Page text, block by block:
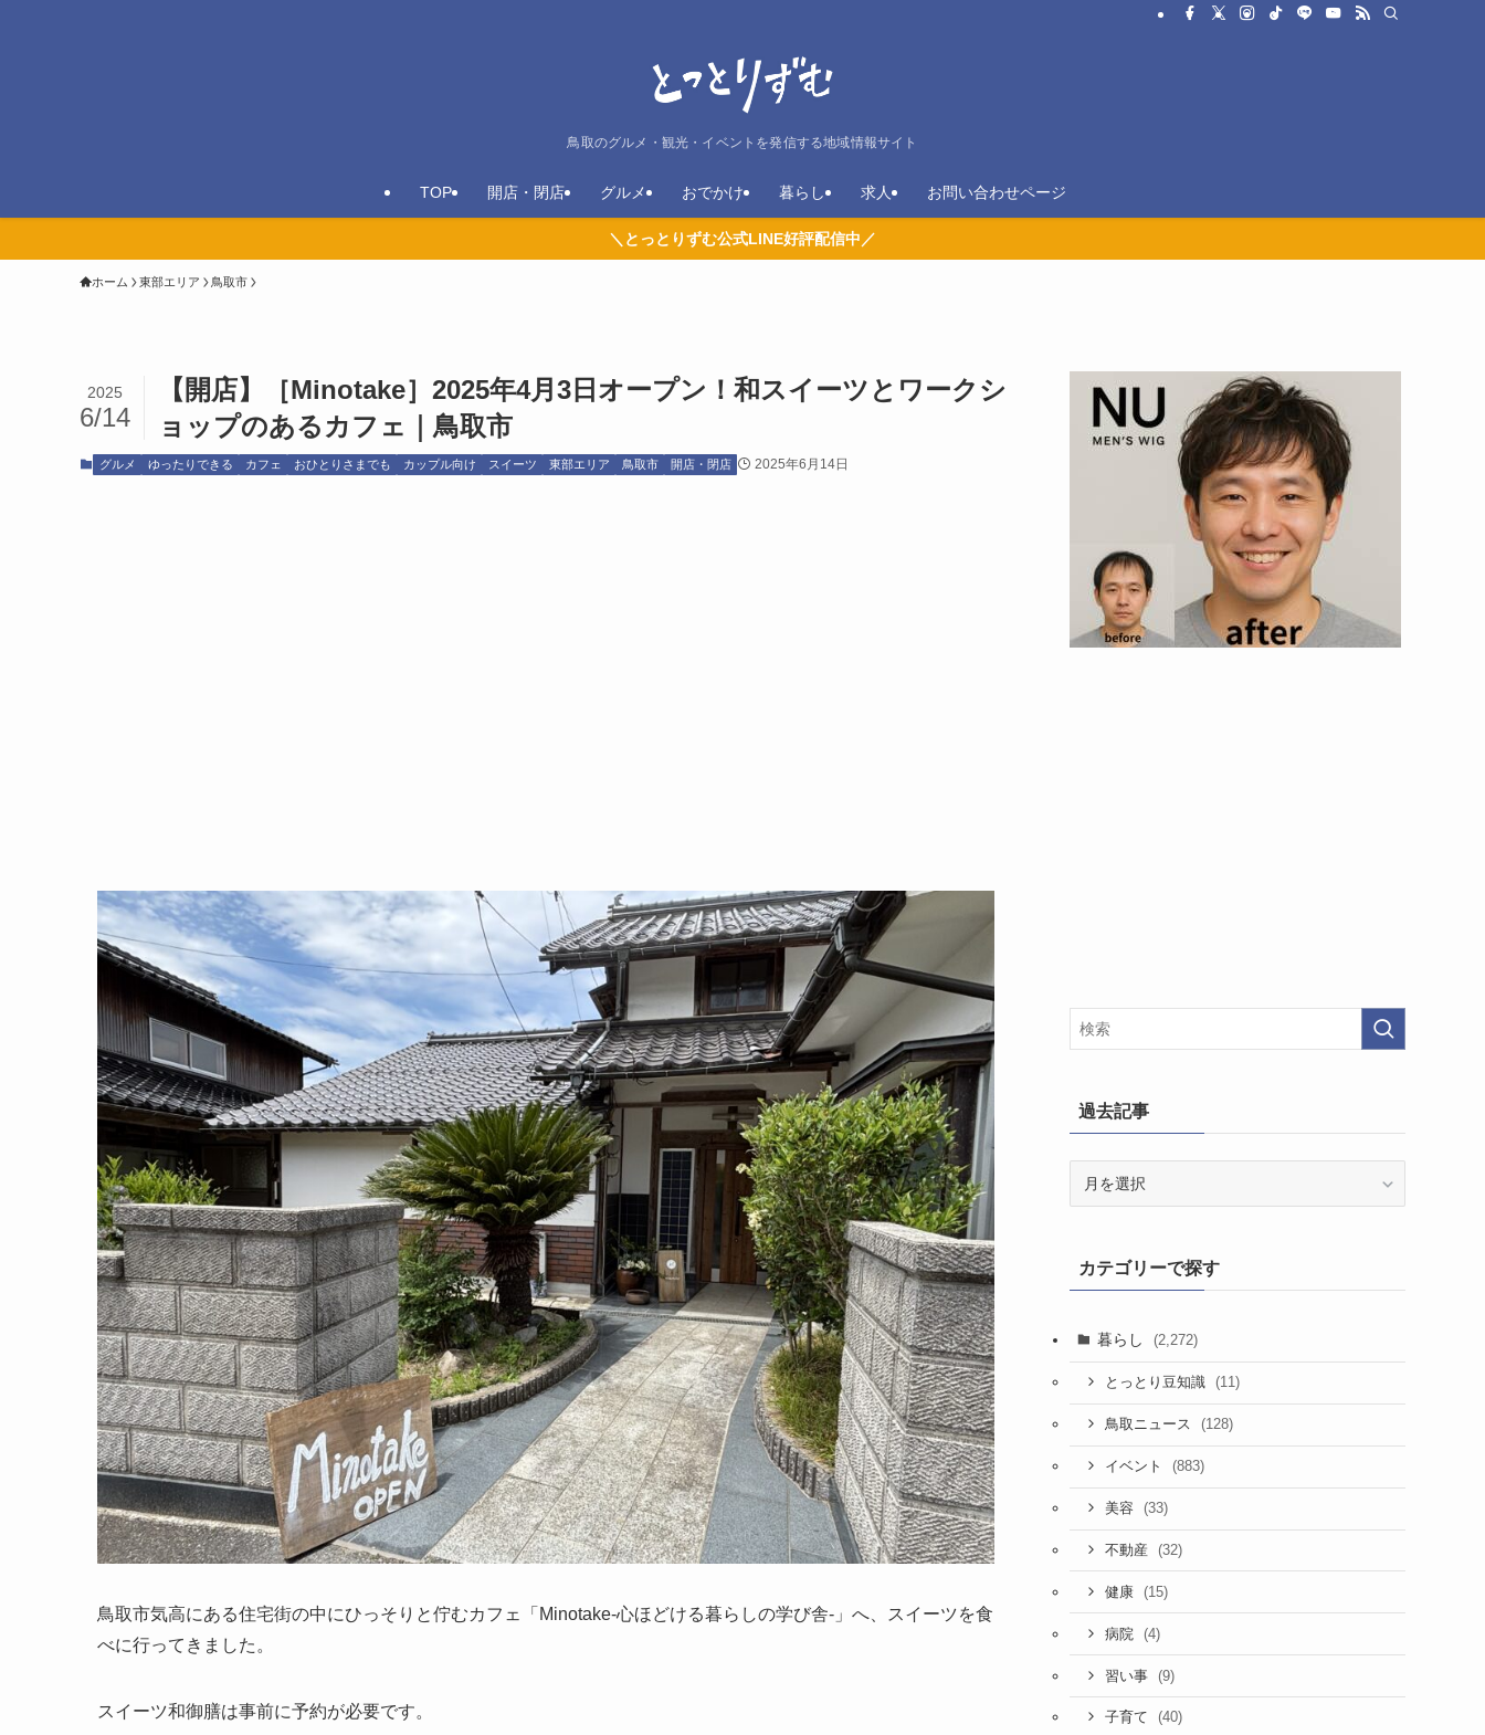
鳥取のグルメ・観光・イベントを発信する地域情報サイト
TOP 開店・閉店 グルメ おでかけ 暮らし 求人 お問い合わせページ
＼とっとりずむ公式LINE好評配信中／
ホーム 東部エリア 鳥取市
【開店】［Minotake］2025年4月3日オープン！和スイーツとワークシ
ョップのあるカフェ｜鳥取市
2025
6/14
グルメ ゆったりできる カフェ おひとりさまでも カップル向け スイーツ 東部エリア 鳥取市 開店・閉店 2025年6月14日
鳥取市気高にある住宅街の中にひっそりと佇むカフェ「Minotake-心ほどける暮らしの学び舎-」へ、スイーツを食
べに行ってきました。
スイーツ和御膳は事前に予約が必要です。
過去記事
カテゴリーで探す
暮らし (2,272)
とっとり豆知識 (11)
鳥取ニュース (128)
イベント (883)
美容 (33)
不動産 (32)
健康 (15)
病院 (4)
習い事 (9)
子育て (40)